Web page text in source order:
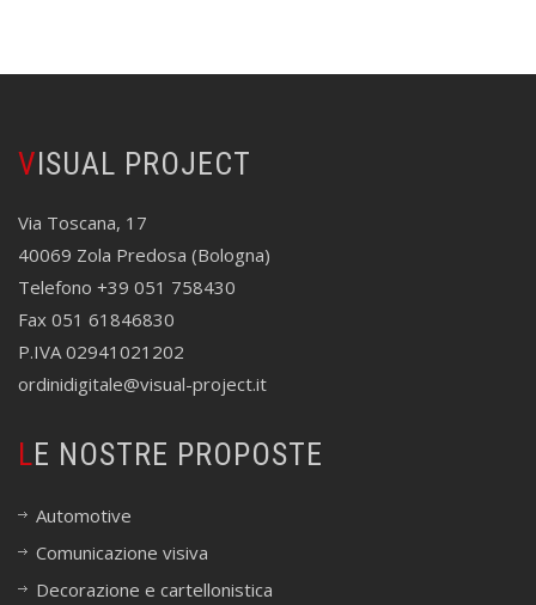
VISUAL PROJECT
Via Toscana, 17
40069 Zola Predosa (Bologna)
Telefono +39 051 758430
Fax 051 61846830
P.IVA 02941021202
ordinidigitale@visual-project.it
LE NOSTRE PROPOSTE
Automotive
Comunicazione visiva
Decorazione e cartellonistica